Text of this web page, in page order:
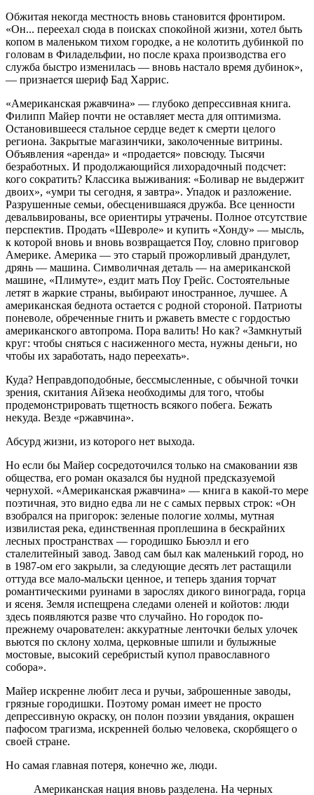
Обжитая некогда местность вновь становится фронтиром.
«Он... переехал сюда в поисках спокойной жизни, хотел быть
копом в маленьком тихом городке, а не колотить дубинкой по
головам в Филадельфии, но после краха производства его
служба быстро изменилась — вновь настало время дубинок»,
— признается шериф Бад Харрис.
«Американская ржавчина» — глубоко депрессивная книга.
Филипп Майер почти не оставляет места для оптимизма.
Остановившееся стальное сердце ведет к смерти целого
региона. Закрытые магазинчики, заколоченные витрины.
Объявления «аренда» и «продается» повсюду. Тысячи
безработных. И продолжающийся лихорадочный подсчет:
кого сократить? Классика выживания: «Боливар не выдержит
двоих», «умри ты сегодня, я завтра». Упадок и разложение.
Разрушенные семьи, обесценившаяся дружба. Все ценности
девальвированы, все ориентиры утрачены. Полное отсутствие
перспектив. Продать «Шевроле» и купить «Хонду» — мысль,
к которой вновь и вновь возвращается Поу, словно приговор
Америке. Америка — это старый прожорливый драндулет,
дрянь — машина. Символичная деталь — на американской
машине, «Плимуте», ездит мать Поу Грейс. Состоятельные
летят в жаркие страны, выбирают иностранное, лучшее. А
американская беднота остается с родной стороной. Патриоты
поневоле, обреченные гнить и ржаветь вместе с гордостью
американского автопрома. Пора валить! Но как? «Замкнутый
круг: чтобы сняться с насиженного места, нужны деньги, но
чтобы их заработать, надо переехать».
Куда? Неправдоподобные, бессмысленные, с обычной точки
зрения, скитания Айзека необходимы для того, чтобы
продемонстрировать тщетность всякого побега. Бежать
некуда. Везде «ржавчина».
Абсурд жизни, из которого нет выхода.
Но если бы Майер сосредоточился только на смаковании язв
общества, его роман оказался бы нудной предсказуемой
чернухой. «Американская ржавчина» — книга в какой-то мере
поэтичная, это видно едва ли не с самых первых строк: «Он
взобрался на пригорок: зеленые пологие холмы, мутная
извилистая река, единственная проплешина в бескрайних
лесных пространствах — городишко Бьюэлл и его
сталелитейный завод. Завод сам был как маленький город, но
в 1987-ом его закрыли, за следующие десять лет растащили
оттуда все мало-мальски ценное, и теперь здания торчат
романтическими руинами в зарослях дикого винограда, горца
и ясеня. Земля испещрена следами оленей и койотов: люди
здесь появляются разве что случайно. Но городок по-
прежнему очарователен: аккуратные ленточки белых улочек
вьются по склону холма, церковные шпили и булыжные
мостовые, высокий серебристый купол православного
собора».
Майер искренне любит леса и ручьи, заброшенные заводы,
грязные городишки. Поэтому роман имеет не просто
депрессивную окраску, он полон поэзии увядания, окрашен
пафосом трагизма, искренней болью человека, скорбящего о
своей стране.
Но самая главная потеря, конечно же, люди.
Американская нация вновь разделена. На черных